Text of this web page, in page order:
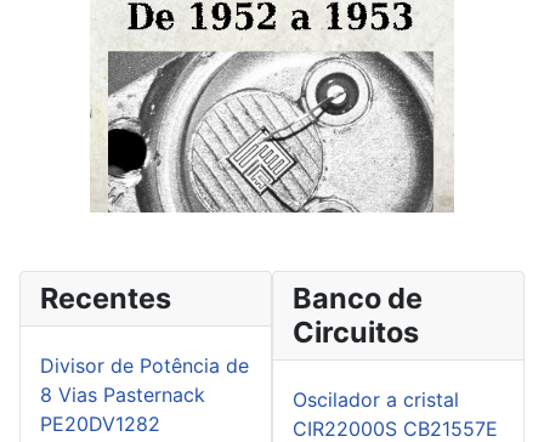
Recentes
Divisor de Potência de
8 Vias Pasternack
PE20DV1282
Banco de
Circuitos
Oscilador a cristal
CIR22000S CB21557E